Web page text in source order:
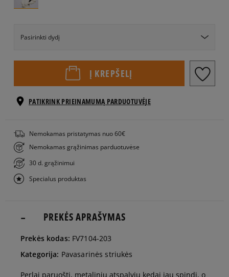
Pasirinkti dydį
S
L
Į KREPŠELĮ
PATIKRINK PRIEINAMUMĄ PARDUOTUVĖJE
Nemokamas pristatymas nuo 60€
Nemokamas grąžinimas parduotuvėse
30 d. grąžinimui
Specialus produktas
PREKĖS APRAŠYMAS
Prekės kodas: FV7104-203
Kategorija: Pavasarinės striukės
Perlai paruošti, metalinių atspalvių kedai jau spindi, o